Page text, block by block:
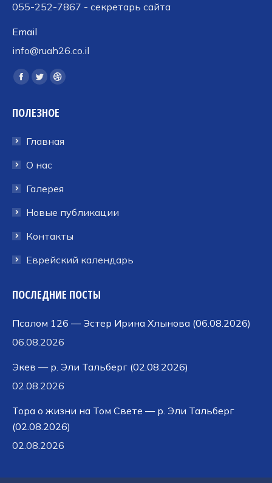
055-252-7867 - секретарь сайта
Email
info@ruah26.co.il
Ищите нас:
Страница
открывается
новом
окне
Страница
открывается
новом
окне
Страница
открывается
новом
ПОЛЕЗНОЕ
Главная
О нас
Галерея
Новые публикации
Контакты
Еврейский календарь
ПОСЛЕДНИЕ ПОСТЫ
Псалом 126 — Эстер Ирина Хлынова (06.08.2026)
06.08.2026
Экев — р. Эли Тальберг (02.08.2026)
02.08.2026
Тора о жизни на Том Свете — р. Эли Тальберг
(02.08.2026)
02.08.2026